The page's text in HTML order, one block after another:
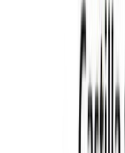
Acuerdo 51_2021
Acuerdo
(
Te puede interesar